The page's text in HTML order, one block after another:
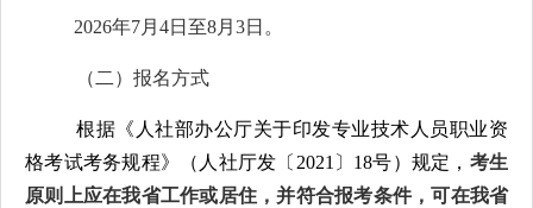
2026年7月 4日至8月 3日。
（二）报名方式
根据《人社部办公厅关于印发专业技术人员职业资
格考试考务规程》（人社厅发〔 2021 〕 18号）规定， 考生
原则上应在我省工作或居住，并符合报考条件，可在我省